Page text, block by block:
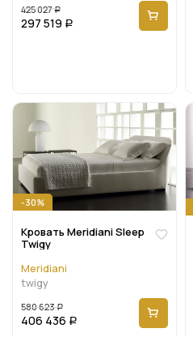
425 027 Р
297 519 Р
-30%
Кровать Meridiani Sleep
Twigy
Meridiani
twigy
580 623 Р
406 436 Р